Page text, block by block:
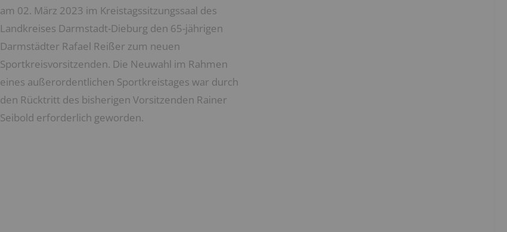
am 02. März 2023 im Kreistagssitzungssaal des
Landkreises Darmstadt-Dieburg den 65-jährigen
Darmstädter Rafael Reißer zum neuen
Sportkreisvorsitzenden. Die Neuwahl im Rahmen
eines außerordentlichen Sportkreistages war durch
den Rücktritt des bisherigen Vorsitzenden Rainer
Seibold erforderlich geworden.